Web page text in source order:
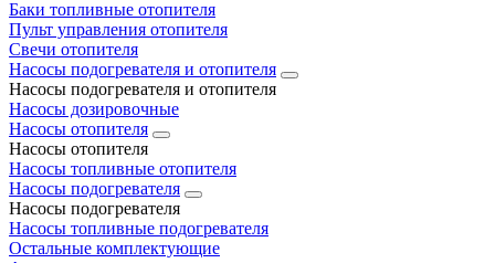
Баки топливные отопителя
Пульт управления отопителя
Свечи отопителя
Насосы подогревателя и отопителя
Насосы подогревателя и отопителя
Насосы дозировочные
Насосы отопителя
Насосы отопителя
Насосы топливные отопителя
Насосы подогревателя
Насосы подогревателя
Насосы топливные подогревателя
Остальные комплектующие